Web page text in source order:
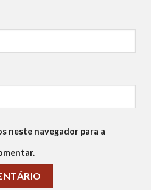
neste navegador para a